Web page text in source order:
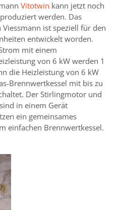
Vitotwin kann jetzt noch
werden. Das
ist speziell für den
entwickelt worden.
mit einem
von 6 kW werden 1
die Heizleistung von 6 kW
Brennwertkessel mit bis zu
Der Stirlingmotor und
in einem Gerät
ein gemeinsames
einfachen Brennwertkessel.